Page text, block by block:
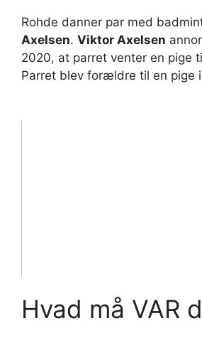
Rohde danner par med
Axelsen. Viktor Axelsen
2020, at parret venter en pige
Parret blev forældre til en pige
Hvad må VAR